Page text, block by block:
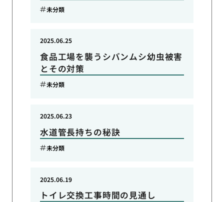
未分類
食品工場を襲うシバンムシ幼虫被害
とその対策
2025.06.25
未分類
水道管長持ちの秘訣
2025.06.23
未分類
トイレ交換工事時間の見通し
2025.06.19